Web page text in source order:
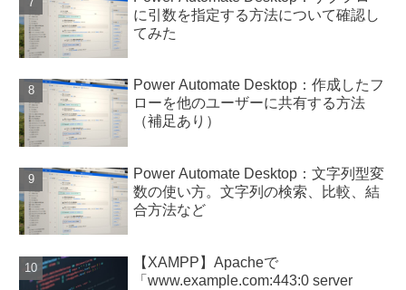
に引数を指定する方法について確認し
てみた
Power Automate Desktop：作成したフ
ローを他のユーザーに共有する方法
（補足あり）
Power Automate Desktop：文字列型変
数の使い方。文字列の検索、比較、結
合方法など
【XAMPP】Apacheで
「www.example.com:443:0 server